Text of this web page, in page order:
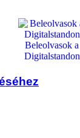
Beleolvasok a
Digitalstandon